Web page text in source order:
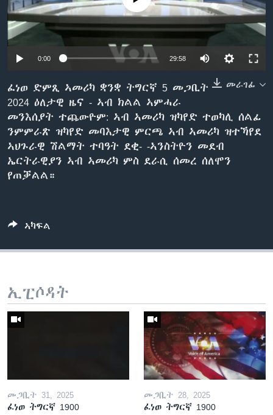
ቂሔ ጽልሚ
ቋንቋታት
0:00 29:58
መራገፊ
ፈነወ ድምጺ ኣመሪካ ቋንቋ ትግርኛ 5 መጋቢት
2024 ዕለታዊ ዜና - ኣብ ክልል ኣምሓራ
መንእሰያት ተጨውዮም: ኣብ ኣመሪካ ዝካየድ ተወካሊ ሰልፊ
ንምምራጽ ዝካየድ መባእታዊ ምርጫ ኣብ ኣመሪካ ዝተኻየደ
ኣህጉራዊ ሽልማት ተባዓት ደቂ- -ኣንስትዮን መደብ
ኤርትራዊያን ኣብ ኣመሪካ ምስ ደራሲ ሰመረ ሰለሞን
የጠቓልል።
ኣካፍል
ኢፒሶዳት
መጋቢት 31, 2025
ፈነወ ትግርኛ 1900
መጋቢት 28, 2025
ፈነወ ትግርኛ 1900